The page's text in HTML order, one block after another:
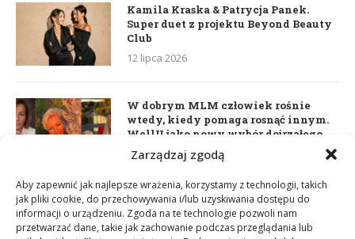
Zarządzaj zgodą
Aby zapewnić jak najlepsze wrażenia, korzystamy z technologii, takich
jak pliki cookie, do przechowywania i/lub uzyskiwania dostępu do
informacji o urządzeniu. Zgoda na te technologie pozwoli nam
przetwarzać dane, takie jak zachowanie podczas przeglądania lub
Kamila Kraska & Patrycja Panek.
Super duet z projektu Beyond Beauty
Club
12 lipca 2026
W dobrym MLM człowiek rośnie
wtedy, kiedy pomaga rosnąć innym.
WellU jako nowy wybór dojrzałego
lidera
Daria Dudzik. Kocham Cię
17 kwietnia 2026